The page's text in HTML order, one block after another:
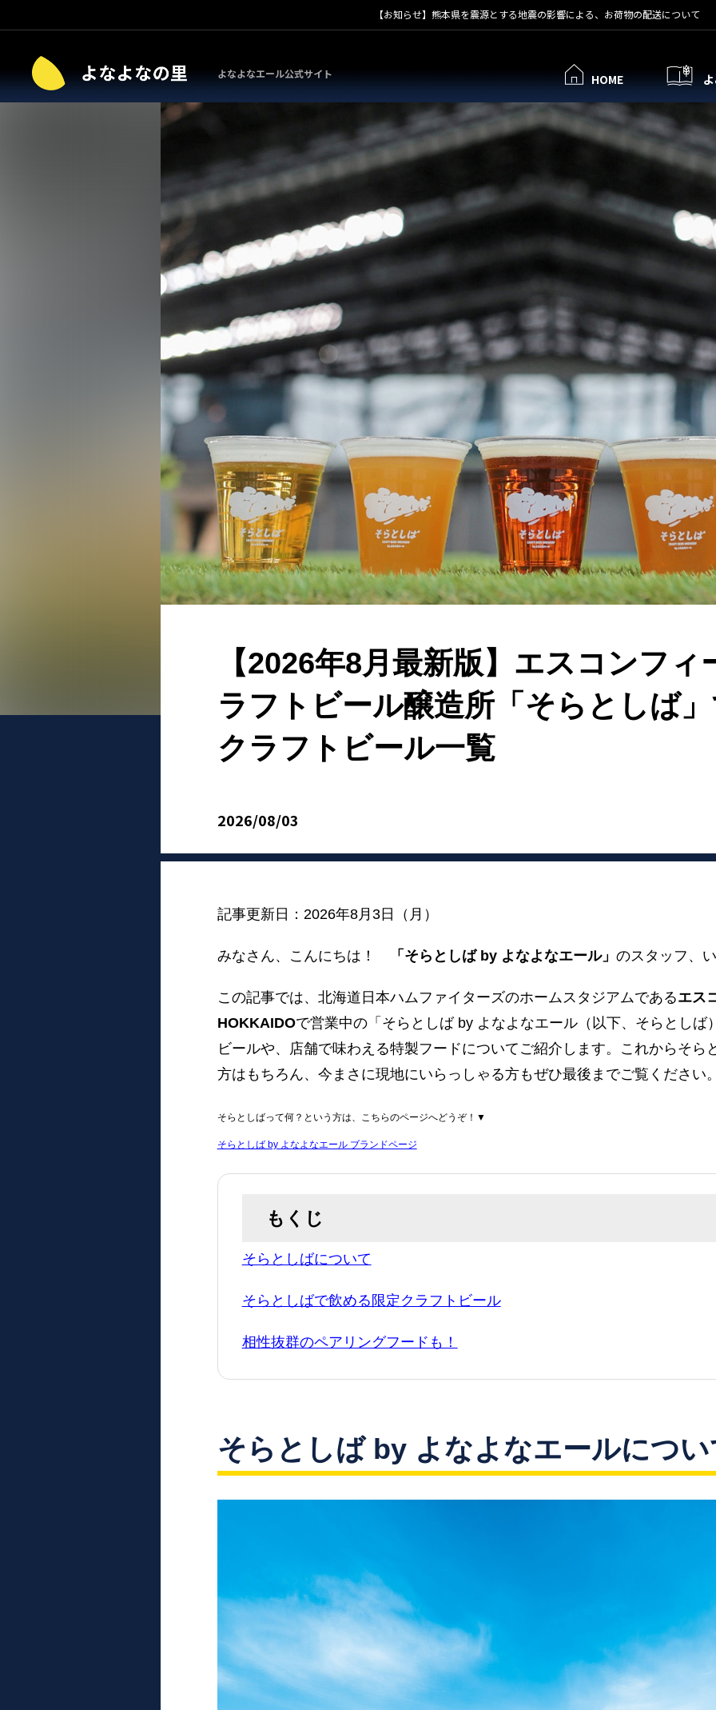
【お知らせ】熊本県を震源とする地震の影響による、お荷物の配送について
よなよなエール公式サイト HOME
【2026年8月最新版】エスコンフィ
ラフトビール醸造所「そらとしば
クラフトビール一覧
2026/08/03
記事更新日：2026年8月3日（月）
みなさん、こんにちは！ 「そらとしば by よなよなエール」 のスタッフ、
この記事では、北海道日本ハムファイターズのホームスタジアムであるエス
HOKKAIDOで営業中の「そらとしば by よなよなエール（以下、そらとしば
ビールや、店舗で味わえる特製フードについてご紹介します。これからそら
方はもちろん、今まさに現地にいらっしゃる方もぜひ最後までご覧ください
そらとしばって何？という方は、こちらのページへどうぞ！▼
そらとしば by よなよなエール ブランドページ
もくじ
そらとしばについて
そらとしばで飲める限定クラフトビール
相性抜群のペアリングフードも！
そらとしば by よなよなエールについ